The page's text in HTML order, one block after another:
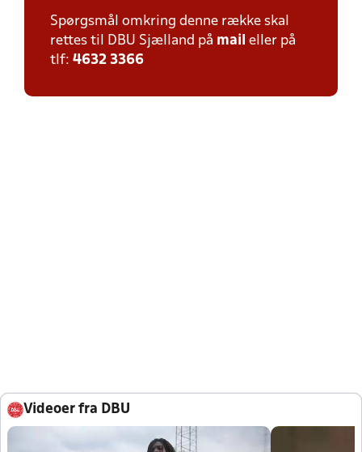
Spørgsmål omkring denne række skal
rettes til DBU Sjælland på mail eller på
tlf: 4632 3366
Videoer fra DBU